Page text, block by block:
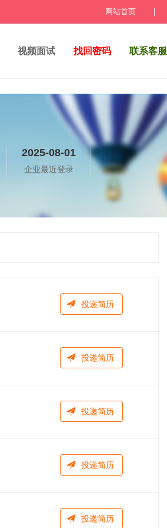
网站首页
视频面试 找回密码 联系客服
2025-08-01
企业最近登录
投递简历
投递简历
投递简历
投递简历
投递简历